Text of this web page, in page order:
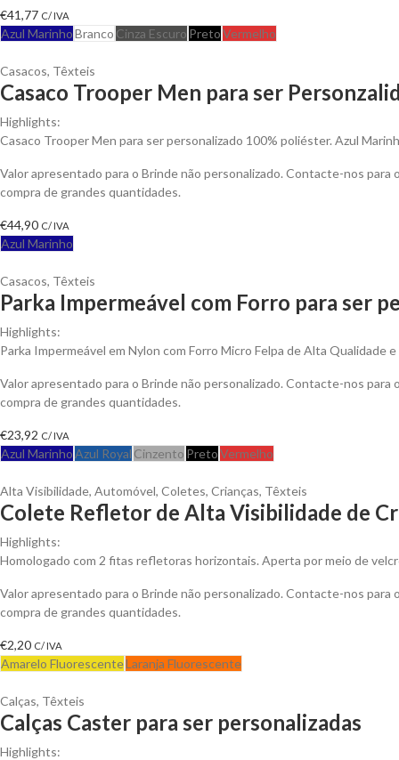
€41,77 C/ IVA
Azul MarinhoBranco Cinza Escuro PretoVermelho
Casacos, Têxteis
Casaco Trooper Men para ser
Highlights:
Casaco Trooper Men para ser personalizado 100% poliéster. Azul
Valor apresentado para o Brinde não personalizado. Contacte-nos para
compra de grandes quantidades.
€44,90 C/ IVA
Azul Marinho
Casacos, Têxteis
Parka Impermeável com Forro para ser
Highlights:
Parka Impermeável em Nylon com Forro Micro Felpa de Alta Qualidade
Valor apresentado para o Brinde não personalizado. Contacte-nos para
compra de grandes quantidades.
€23,92 C/ IVA
Azul MarinhoAzul Royal Cinzento PretoVermelho
Alta Visibilidade, Automóvel, Coletes, Crianças, Têxteis
Colete Refletor de Alta Visibilidade de
Highlights:
Homologado com 2 fitas refletoras horizontais. Aperta por meio de
Valor apresentado para o Brinde não personalizado. Contacte-nos para
compra de grandes quantidades.
€2,20 C/ IVA
Amarelo FluorescenteLaranja Fluorescente
Calças, Têxteis
Calças Caster para ser personalizadas
Highlights: